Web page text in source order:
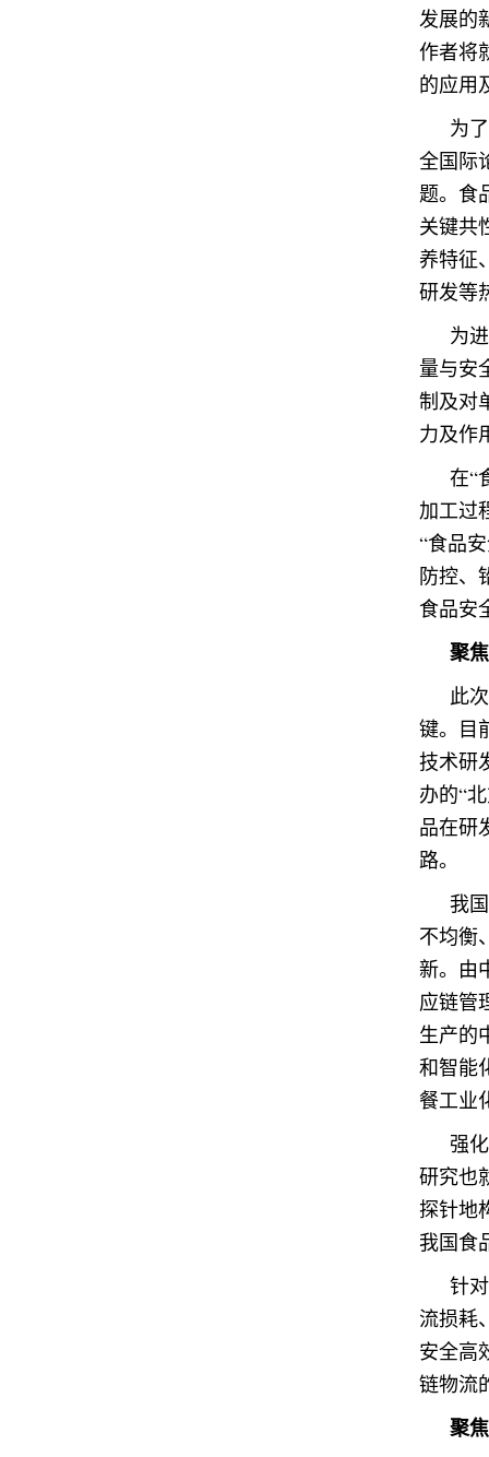
发展的
作者将
的应用
为
全国际
题。食
关键共
养特征
研发等
为
量与安
制及对
力及作
在“
加工过
“食品
防控、
食品安
聚
此
键。目
技术研
办的“
品在研
路。
我
不均衡
新。由
应链管
生产的
和智能
餐工业
强
研究也
探针地
我国食
针
流损耗
安全高
链物流
聚